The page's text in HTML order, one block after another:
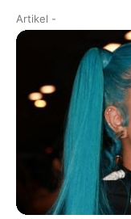
Artikel -